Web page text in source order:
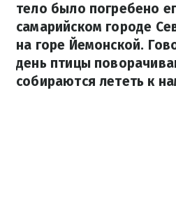
тело было погребено
самарийском городе
на горе Йемонской.
день птицы
собираются лететь к